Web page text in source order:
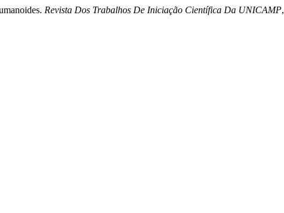
Revista Dos Trabalhos De Iniciação Científica Da UNICAMP,